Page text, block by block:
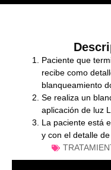
Paciente que
recibe como
blanqueamiento
Se realiza un
aplicación de luz
La paciente está
y con el detalle